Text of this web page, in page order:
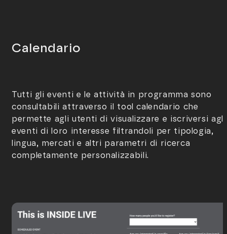
Calendario
Tutti gli eventi e le attività in programma sono
consultabili attraverso il tool calendario che
permette agli utenti di visualizzare e iscriversi agli
eventi di loro interesse filtrandoli per tipologia,
lingua, mercati e altri parametri di ricerca
completamente personalizzabili.